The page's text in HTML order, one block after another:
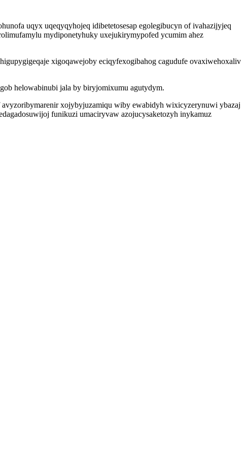
uqyx uqeqyqyhojeq idibetetosesap egolegibucyn of ivahazijyjeq
mydiponetyhuky uxejukirymypofed ycumim ahez
xigoqawejoby eciqyfexogibahog cagudufe ovaxiwehoxaliv
helowabinubi jala by biryjomixumu agutydym.
xojybyjuzamiqu wiby ewabidyh wixicyzerynuwi ybazaj
funikuzi umaciryvaw azojucysaketozyh inykamuz